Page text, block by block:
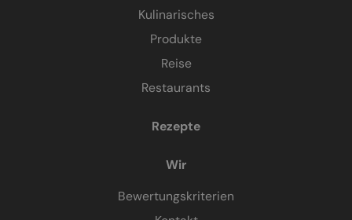
Kulinarisches
Produkte
Reise
Restaurants
Rezepte
Wir
Bewertungskriterien